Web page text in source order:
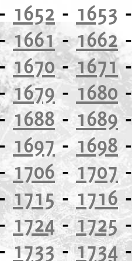
- 1652 - 1653
1661-1662
1670-1671
1679 - 1680
1688- 1689
- 1697-1698
1706-1707
1715- 1716
1724-1725
-1733-1734